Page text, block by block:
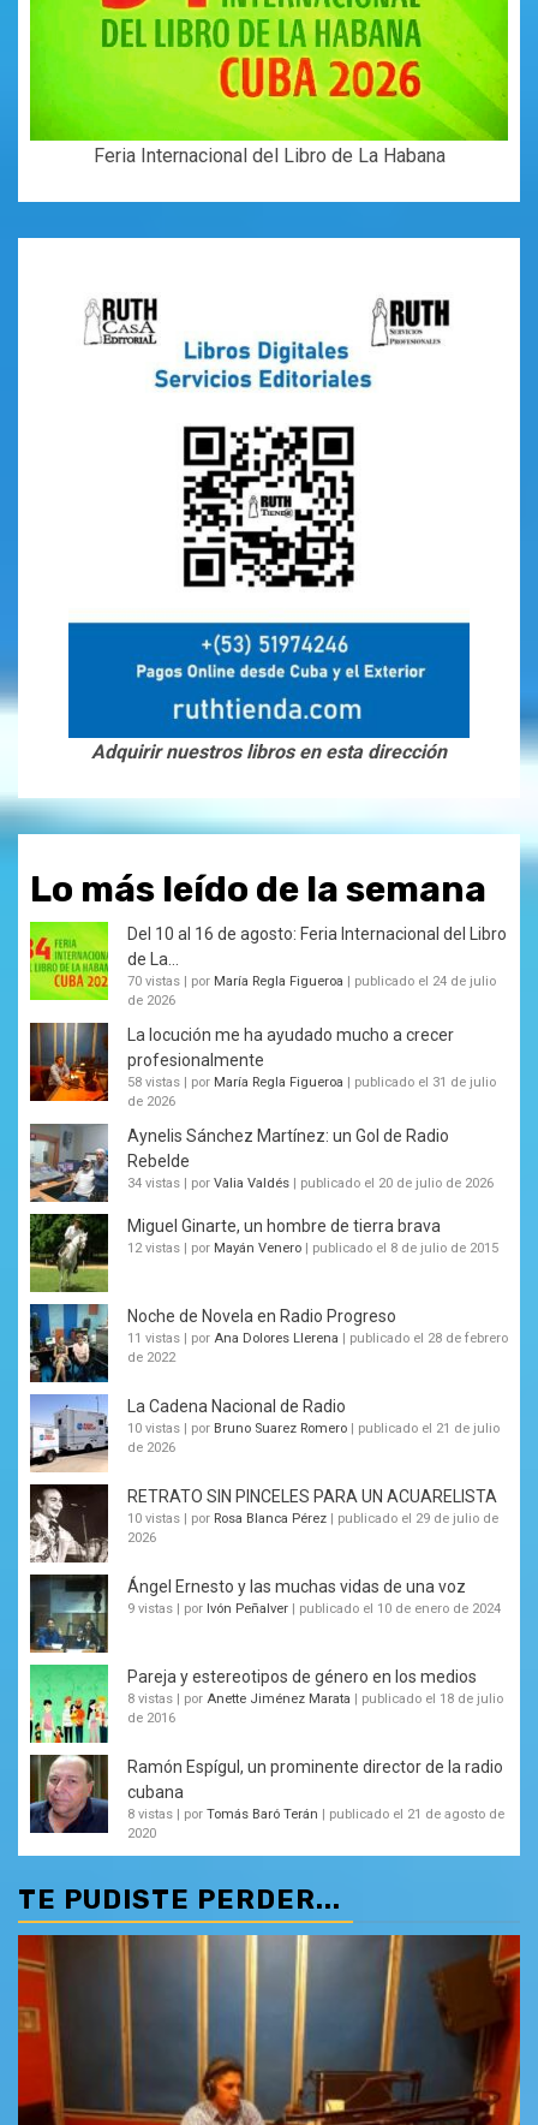
Feria Internacional del Libro de La Habana
Adquirir nuestros libros en esta dirección
Lo más leído de la semana
Del 10 al 16 de agosto: Feria Internacional del Libro
de La...
70 vistas | por María Regla Figueroa | publicado el 24 de julio
de 2026
La locución me ha ayudado mucho a crecer
profesionalmente
58 vistas | por María Regla Figueroa | publicado el 31 de julio
de 2026
Aynelis Sánchez Martínez: un Gol de Radio
Rebelde
34 vistas | por Valia Valdés | publicado el 20 de julio de 2026
Miguel Ginarte, un hombre de tierra brava
12 vistas | por Mayán Venero | publicado el 8 de julio de 2015
Noche de Novela en Radio Progreso
11 vistas | por Ana Dolores Llerena | publicado el 28 de febrero
de 2022
La Cadena Nacional de Radio
10 vistas | por Bruno Suarez Romero | publicado el 21 de julio
de 2026
RETRATO SIN PINCELES PARA UN ACUARELISTA
10 vistas | por Rosa Blanca Pérez | publicado el 29 de julio de
2026
Ángel Ernesto y las muchas vidas de una voz
9 vistas | por Ivón Peñalver | publicado el 10 de enero de 2024
Pareja y estereotipos de género en los medios
8 vistas | por Anette Jiménez Marata | publicado el 18 de julio
de 2016
Ramón Espígul, un prominente director de la radio
cubana
8 vistas | por Tomás Baró Terán | publicado el 21 de agosto de
2020
TE PUDISTE PERDER...